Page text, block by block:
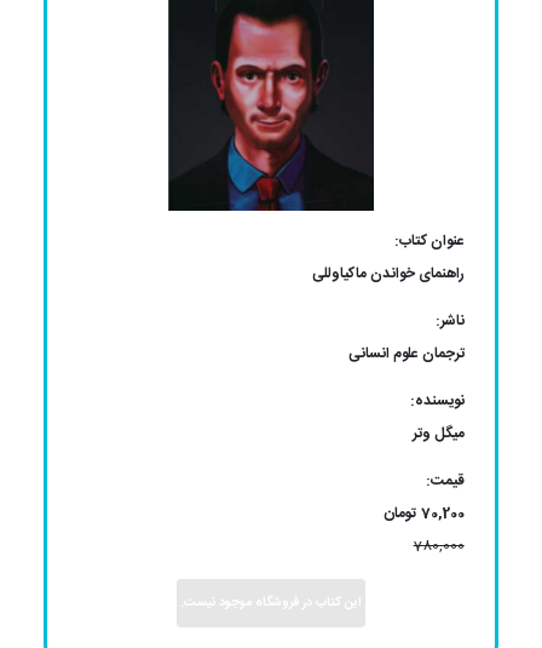
شهریار چطور خوانده شده استو الهام‌بخش چه متفکران و نویسندگانی
عنوان کتاب:
راهنمای خواندن ماکیاوللی
ناشر:
ترجمان علوم انسانی